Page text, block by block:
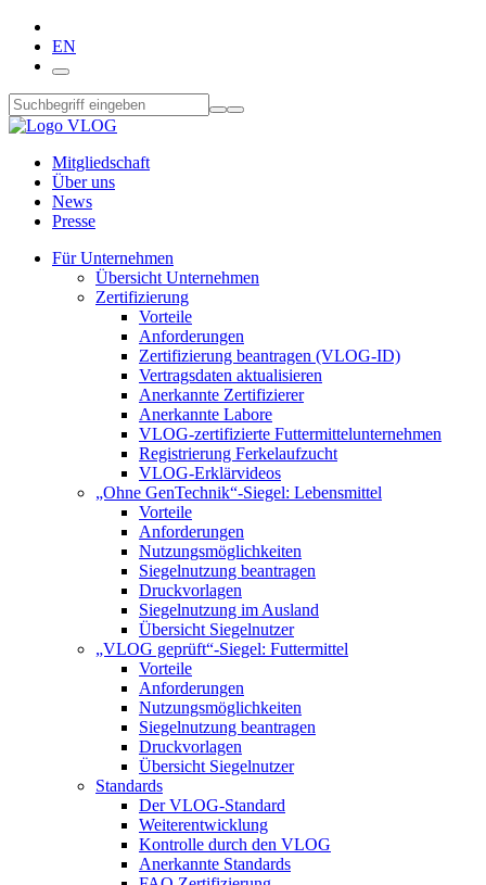
EN
Mitgliedschaft
Über uns
News
Presse
Für Unternehmen
Übersicht Unternehmen
Zertifizierung
Vorteile
Anforderungen
Zertifizierung beantragen (VLOG-ID)
Vertragsdaten aktualisieren
Anerkannte Zertifizierer
Anerkannte Labore
VLOG-zertifizierte Futtermittelunternehmen
Registrierung Ferkelaufzucht
VLOG-Erklärvideos
„Ohne GenTechnik“-Siegel: Lebensmittel
Vorteile
Anforderungen
Nutzungsmöglichkeiten
Siegelnutzung beantragen
Druckvorlagen
Siegelnutzung im Ausland
Übersicht Siegelnutzer
„VLOG geprüft“-Siegel: Futtermittel
Vorteile
Anforderungen
Nutzungsmöglichkeiten
Siegelnutzung beantragen
Druckvorlagen
Übersicht Siegelnutzer
Standards
Der VLOG-Standard
Weiterentwicklung
Kontrolle durch den VLOG
Anerkannte Standards